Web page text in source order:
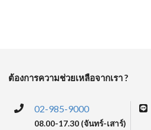
ต้องการความช่วยเหลือจากเรา ?
02-985-9000
08.00-17.30 (จันทร์-เสาร์)